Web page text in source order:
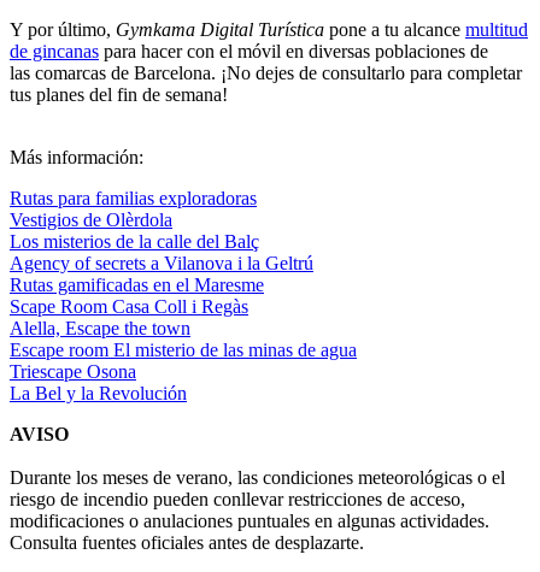
Y por último, Gymkama Digital Turística pone a tu alcance multitud
de gincanas para hacer con el móvil en diversas poblaciones de
las comarcas de Barcelona. ¡No dejes de consultarlo para completar
tus planes del fin de semana!
Más información:
Rutas para familias exploradoras
Vestigios de Olèrdola
Los misterios de la calle del Balç
Agency of secrets a Vilanova i la Geltrú
Rutas gamificadas en el Maresme
Scape Room Casa Coll i Regàs
Alella, Escape the town
Escape room El misterio de las minas de agua
Triescape Osona
La Bel y la Revolución
AVISO
Durante los meses de verano, las condiciones meteorológicas o el
riesgo de incendio pueden conllevar restricciones de acceso,
modificaciones o anulaciones puntuales en algunas actividades.
Consulta fuentes oficiales antes de desplazarte.